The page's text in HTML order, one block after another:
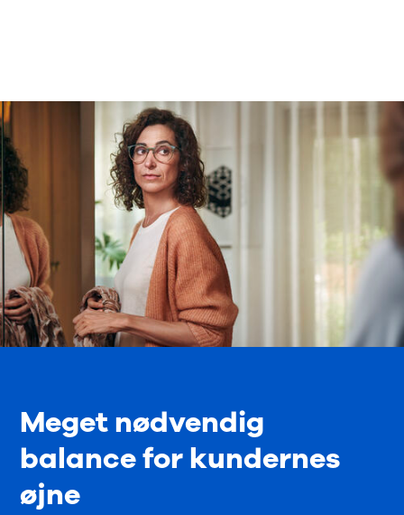
Meget nødvendig
balance for kundernes
øjne